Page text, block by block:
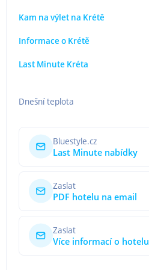
Kam na výlet na Krétě
Informace o Krétě
Last Minute Kréta
Dnešní teplota
Bluestyle.cz
Last Minute nabídky
Zaslat
PDF hotelu na email
Zaslat
Více informací o hotelu